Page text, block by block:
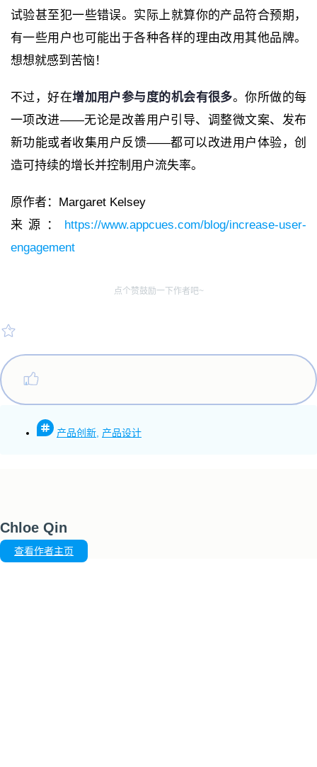
试验甚至犯一些错误。实际上就算你的产品符合预期，
有一些用户也可能出于各种各样的理由改用其他品牌。
想想就感到苦恼！
不过，好在增加用户参与度的机会有很多。你所做的每
一项改进——无论是改善用户引导、调整微文案、发布
新功能或者收集用户反馈——都可以改进用户体验，创
造可持续的增长并控制用户流失率。
原作者：Margaret Kelsey
来源： https://www.appcues.com/blog/increase-user-
engagement
点个赞鼓励一下作者吧~
产品创新 产品设计
Chloe Qin
查看作者主页